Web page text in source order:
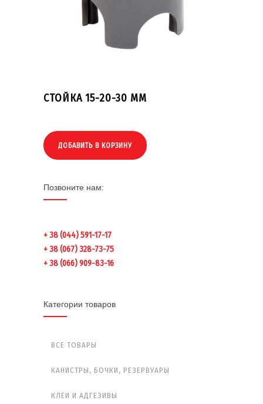
СТОЙКА 15-20-30 ММ
ДОБАВИТЬ В КОРЗИНУ
Позвоните нам:
+ 38 (044) 591-17-17
+ 38 (067) 328-73-75
+ 38 (066) 909-83-16
Категории товаров
ВСЕ ТОВАРЫ
КАНИСТРЫ, БОЧКИ, РЕЗЕРВУАРЫ
КЛЕИ И АДГЕЗИВЫ